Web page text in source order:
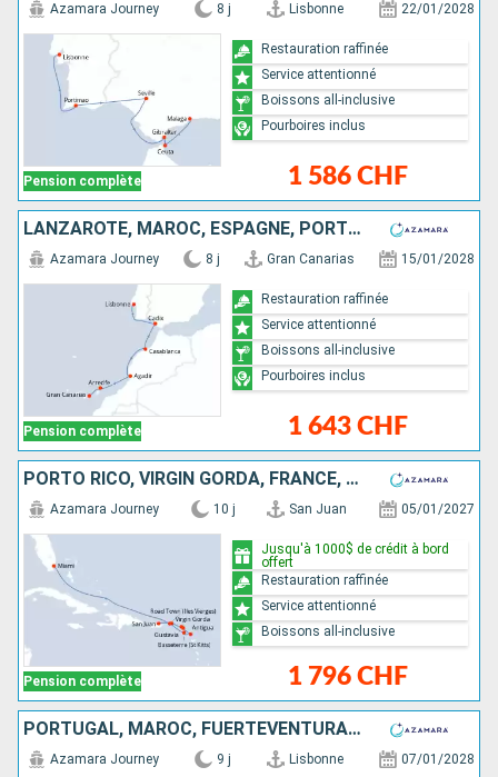
Pension complète
Azamara Journey 8 j Lisbonne 22/01/2028
1 586 CHF
Restauration raffinée
Service attentionné
Boissons all-inclusive
Pourboires inclus
LANZAROTE, MAROC, ESPAGNE, PORTUGAL
Pension complète
Azamara Journey 8 j Gran Canarias 15/01/2028
1 643 CHF
Restauration raffinée
Service attentionné
Boissons all-inclusive
Pourboires inclus
PORTO RICO, VIRGIN GORDA, FRANCE, SAINT-MARTIN, ANTIGUA-ET-BARBUDA, TORTOLA, ÉTATS-UNIS
Pension complète
Azamara Journey 10 j San Juan 05/01/2027
1 796 CHF
Jusqu'à 1000$ de crédit à bord
offert
Restauration raffinée
Service attentionné
Boissons all-inclusive
PORTUGAL, MAROC, FUERTEVENTURA, TENERIFE, ESPAGNE
Azamara Journey 9 j Lisbonne 07/01/2028